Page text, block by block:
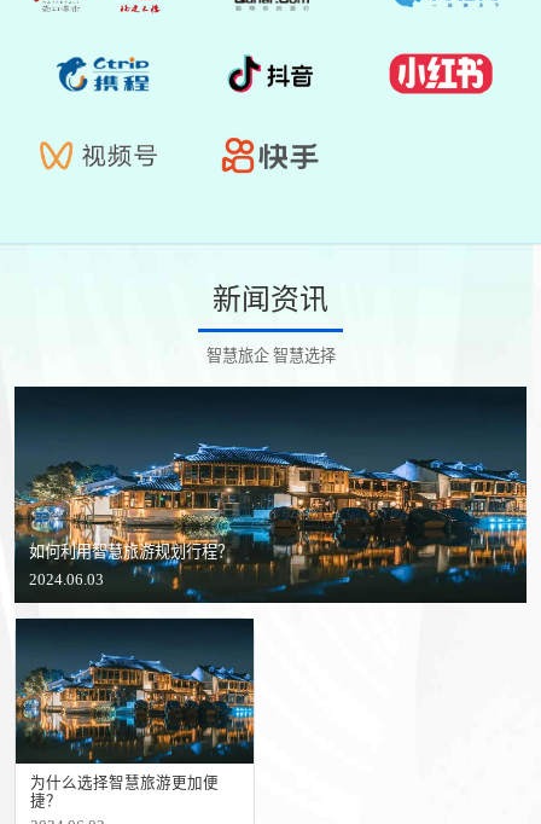
新闻资讯
智慧旅企 智慧选择
如何利用智慧旅游规划行程？
2024.06.03
为什么选择智慧旅游更加便
捷？